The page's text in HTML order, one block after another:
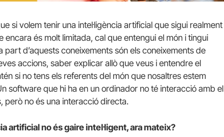
si volem tenir una intel·ligència artificial que sigui realment
encara és molt limitada, cal que entengui el món i tingui
d’aquests coneixements són els coneixements de
accions, saber explicar allò que veus i entendre el
si no tens els referents del món que nosaltres estem
software que hi ha en un ordinador no té interacció amb el
però no és una interacció directa.
artificial no és gaire intel·ligent, ara mateix?